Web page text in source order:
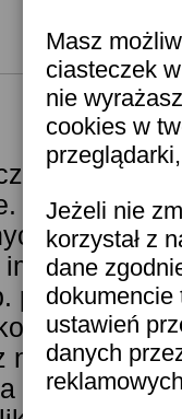
Masz
ciasteczek
nie
cookies w
Jeżeli nie
korzystał z
dane
dokumencie
ustawień
danych
Jeżeli nie jesteś
Pozwala
poprzez
narzędzie
statystyk.